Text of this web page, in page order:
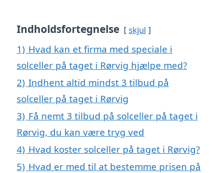
Indholdsfortegnelse skjul
1) Hvad kan et firma med speciale i
solceller på taget i Rørvig hjælpe med?
2) Indhent altid mindst 3 tilbud på
solceller på taget i Rørvig
3) Få nemt 3 tilbud på solceller på taget i
Rørvig, du kan være tryg ved
4) Hvad koster solceller på taget i Rørvig?
5) Hvad er med til at bestemme prisen på